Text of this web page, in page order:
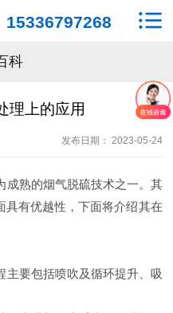
15336797268
科
理上的应用
发布日期： 2023-05-24
成熟的烟气脱硫技术之一。其
具有优越性，下面将介绍其在
主要包括喷吹及循环提升、吸